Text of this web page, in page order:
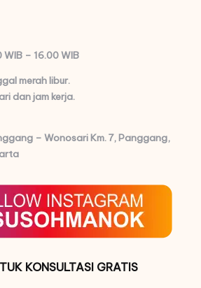
– 16.00 WIB
merah libur.
dan jam kerja.
– Wonosari Km. 7,Panggang,
KONSULTASI GRATIS